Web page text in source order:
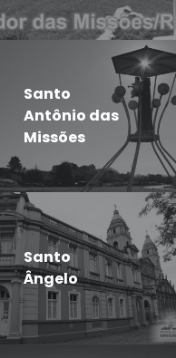
Santo
Antônio das
Missões
Santo
Ângelo